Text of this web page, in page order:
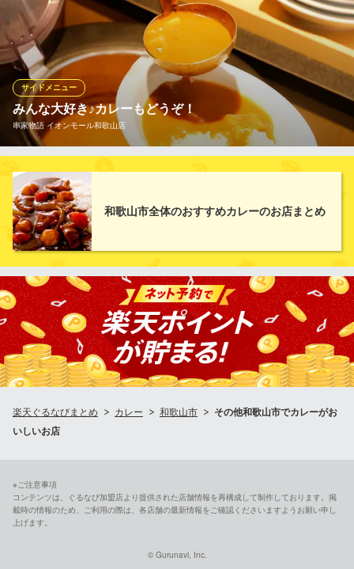
和歌山県和歌山市中字楠谷573 イオンモール和歌山3Fフードコート内
和歌山の食材を隠し味に使った日の本カレー。秘かなファンが多
数いるこのカレーは必ず食べていただきたい一品です。
和歌山雑賀崎 名物日の本カレーと海鮮×テラスBBQ 青天の
洞窟
シーサイドレストラン
南海和歌山港線和歌山港駅 徒歩45分
和歌山県和歌山市雑賀崎1863-22
みんな大好き♪カレーもどうぞ！
串家物語 イオンモール和歌山店
サイドメニュー
串揚げ以外も充実！！みんな大好き♪カレーや季節のごはん、白米
もご用意しております。自分で揚げる出来たての串揚げをご飯の
上にどーんとのせてオリジナル丼の出来上がり！その他、スパゲ
ッティ・やきそばもお楽しみいただけますよ♪バラエティ豊富な食
べ放題でご満足いただけること間違いなし！
串家物語 イオンモール和歌山店
串揚げ
南海本線和歌山大学前駅 徒歩1分
和歌山県和歌山市ふじと台23 イオンモール和歌山 1F
和歌山市全体のおすすめカレーのお店まとめ
楽天ぐるなびまとめ カレー 和歌山市
その他和歌山市でカレーがお
いしいお店
※ご注意事項
コンテンツは、ぐるなび加盟店より提供された店舗情報を再構成して制作しております。掲
載時の情報のため、ご利用の際は、各店舗の最新情報をご確認くださいますようお願い申し
上げます。
© Gurunavi, Inc.